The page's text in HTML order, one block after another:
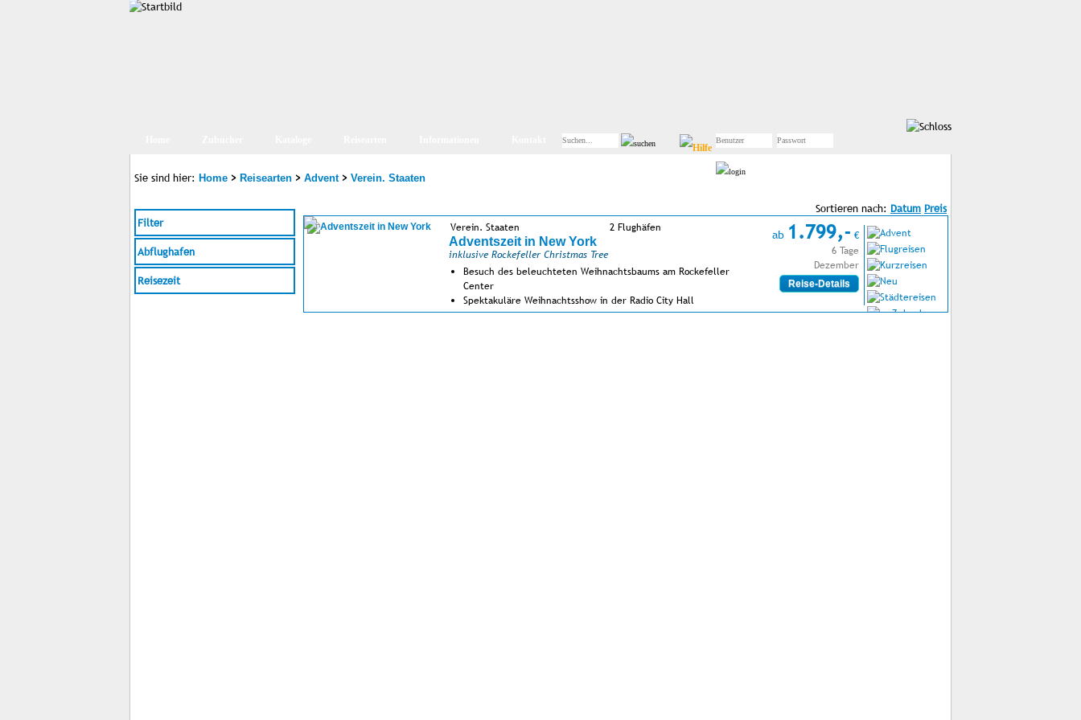
Sie sind hier: Home > Reisearten > Advent> Verein. Staaten
Filter
Abflughafen
Reisezeit
Sortieren nach:
Verein. Staaten
2 Flughäfen
Adventszeit in New York
inklusive Rockefeller Christmas Tree
Besuch des beleuchteten Weihnachtsbaums am Rockefeller
Center
Spektakuläre Weihnachtsshow in der Radio City Hall
neues Hotel mit Toplage am Times Square
ab 1.799,- €
6 Tage
Dezember
Reise-Details